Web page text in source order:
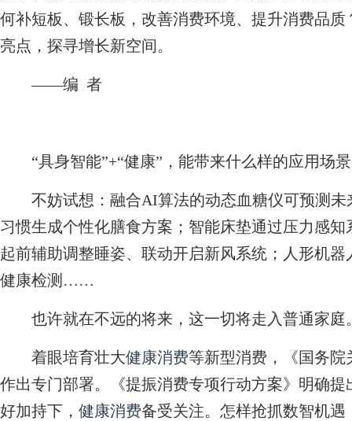
何补短板、锻长板，改善消费环境、提升消费品
亮点，探寻增长新空间。
——编 者
“具身智能”+“健康”，能带来什么样的应用场
不妨试想：融合AI算法的动态血糖仪可预测未
习惯生成个性化膳食方案；智能床垫通过压力感
起前辅助调整睡姿、联动开启新风系统；人形机
健康检测……
也许就在不远的将来，这一切将走入普通家庭
着眼培育壮大健康消费等新型消费，《国务
作出专门部署。《提振消费专项行动方案》明确提
好加持下， 健康消费备受关注。怎样抢抓数智机